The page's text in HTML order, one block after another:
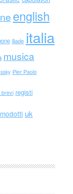
english
iliade italia
musica
Pier Paolo
brevi registi
uk